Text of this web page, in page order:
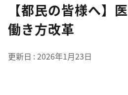
【都民の皆様へ】
働き方改革
更新日 2026年1月23日